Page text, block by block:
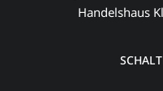
Handelshaus